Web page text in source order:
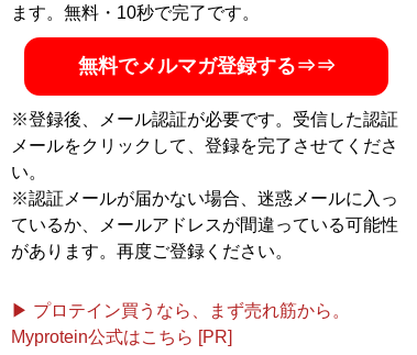
ます。無料・10秒で完了です。
無料でメルマガ登録する⇒⇒
※登録後、メール認証が必要です。受信した認証
メールをクリックして、登録を完了させてくださ
い。
※認証メールが届かない場合、迷惑メールに入っ
ているか、メールアドレスが間違っている可能性
があります。再度ご登録ください。
▶ プロテイン買うなら、まず売れ筋から。
Myprotein公式はこちら [PR]